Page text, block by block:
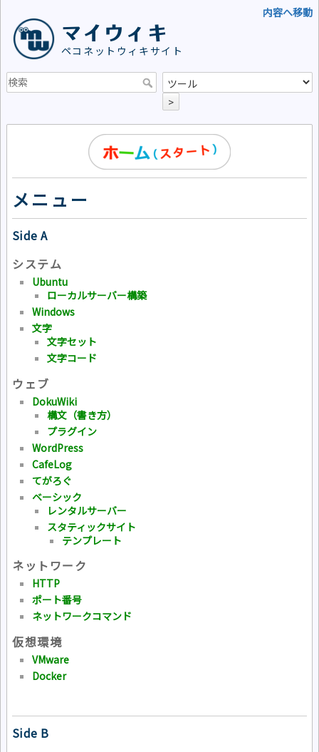
内容へ移動
マイウィキ
ペコネットウィキサイト
>
メニュー
Side A
システム
Ubuntu
ローカルサーバー構築
Windows
文字
文字セット
文字コード
ウェブ
DokuWiki
構文（書き方）
プラグイン
WordPress
CafeLog
てがろぐ
ベーシック
レンタルサーバー
スタティックサイト
テンプレート
ネットワーク
HTTP
ポート番号
ネットワークコマンド
仮想環境
VMware
Docker
Side B